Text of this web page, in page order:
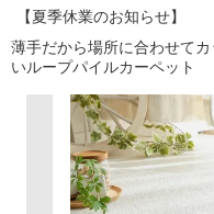
【夏季休業のお知らせ】
薄手だから場所に合わせて
いループパイルカーペット